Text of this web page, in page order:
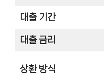
대출 기간
대출 금리
상환 방식